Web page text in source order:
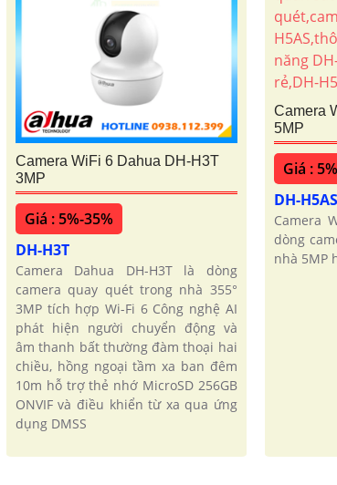
Camera WiFi 6 Dahua DH-H3T
3MP
Giá : 5%-35%
DH-H3T
Camera Dahua DH-H3T là dòng
camera quay quét trong nhà 355°
3MP tích hợp Wi-Fi 6 Công nghệ AI
phát hiện người chuyển động và
âm thanh bất thường đàm thoại hai
chiều, hồng ngoại tầm xa ban đêm
10m hỗ trợ thẻ nhớ MicroSD 256GB
ONVIF và điều khiển từ xa qua ứng
dụng DMSS
Camera
5MP
Giá :
DH-H5AS
Camera
dòng
nhà 5MP